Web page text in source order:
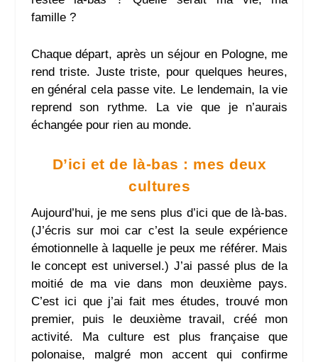
famille ?
Chaque départ, après un séjour en Pologne, me
rend triste. Juste triste, pour quelques heures,
en général cela passe vite. Le lendemain, la vie
reprend son rythme. La vie que je n’aurais
échangée pour rien au monde.
D’ici et de là-bas : mes deux
cultures
Aujourd’hui, je me sens plus d’ici que de là-bas.
(J’écris sur moi car c’est la seule expérience
émotionnelle à laquelle je peux me référer. Mais
le concept est universel.) J’ai passé plus de la
moitié de ma vie dans mon deuxième pays.
C’est ici que j’ai fait mes études, trouvé mon
premier, puis le deuxième travail, créé mon
activité. Ma culture est plus française que
polonaise, malgré mon accent qui confirme